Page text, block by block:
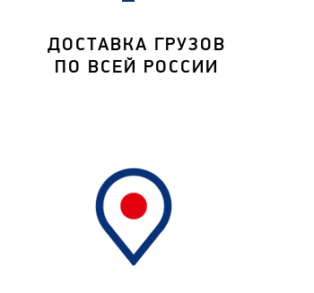
ДОСТАВКА ГРУЗОВ
ПО ВСЕЙ РОССИИ